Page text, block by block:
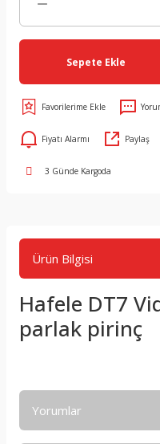
Sepete Ekle
Fiyatı Alarmı Paylaş
3 Günde Kargoda
Ürün Bilgisi
Hafele DT7
parlak pirinç
Yorumlar